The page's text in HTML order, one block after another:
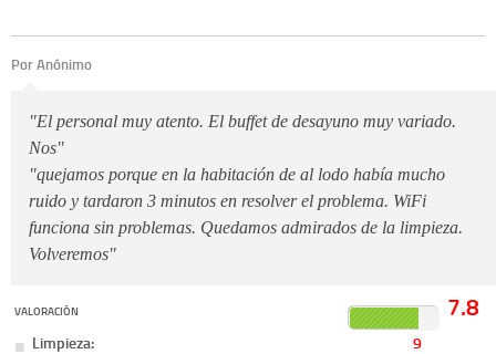
Por Anónimo
"El personal muy atento. El buffet de desayuno muy variado.
Nos"
"quejamos porque en la habitación de al lodo había mucho
ruido y tardaron 3 minutos en resolver el problema. WiFi
funciona sin problemas. Quedamos admirados de la limpieza.
Volveremos"
VALORACIÓN 7.8
Limpieza:
9